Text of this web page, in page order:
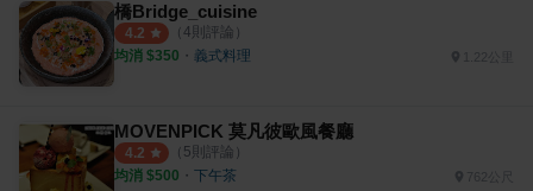
橋Bridge_cuisine
4.2 （ 4則評論）
均消 $350 ・ 義式料理
MOVENPICK 莫凡彼歐風餐廳
4.2 （ 5則評論）
均消 $500 ・ 下午茶